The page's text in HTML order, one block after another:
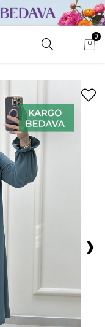
0
›